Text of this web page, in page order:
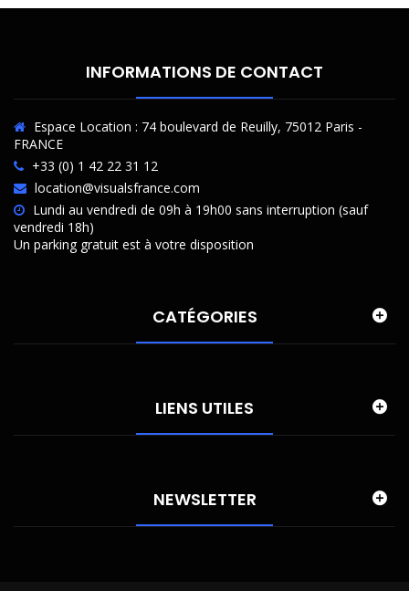
INFORMATIONS DE CONTACT
Espace Location : 74 boulevard de Reuilly, 75012 Paris -
FRANCE
+33 (0) 1 42 22 31 12
location@visualsfrance.com
Lundi au vendredi de 09h à 19h00 sans interruption (sauf
vendredi 18h)
Un parking gratuit est à votre disposition
CATÉGORIES
LIENS UTILES
NEWSLETTER